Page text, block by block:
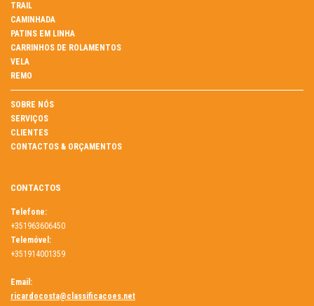
TRAIL
CAMINHADA
PATINS EM LINHA
CARRINHOS DE ROLAMENTOS
VELA
REMO
SOBRE NÓS
SERVIÇOS
CLIENTES
CONTACTOS & ORÇAMENTOS
CONTACTOS
Telefone:
+351963606450
Telemóvel:
+351914001359
Email:
ricardocosta@classificacoes.net